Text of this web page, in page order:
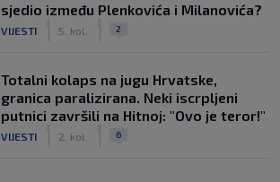
sjedio između Plenkovića i Milanovića?
VIJESTI 5. kol. 2
Totalni kolaps na jugu Hrvatske,
granica paralizirana. Neki iscrpljeni
putnici završili na Hitnoj: "Ovo je teror!"
VIJESTI 2. kol. 6